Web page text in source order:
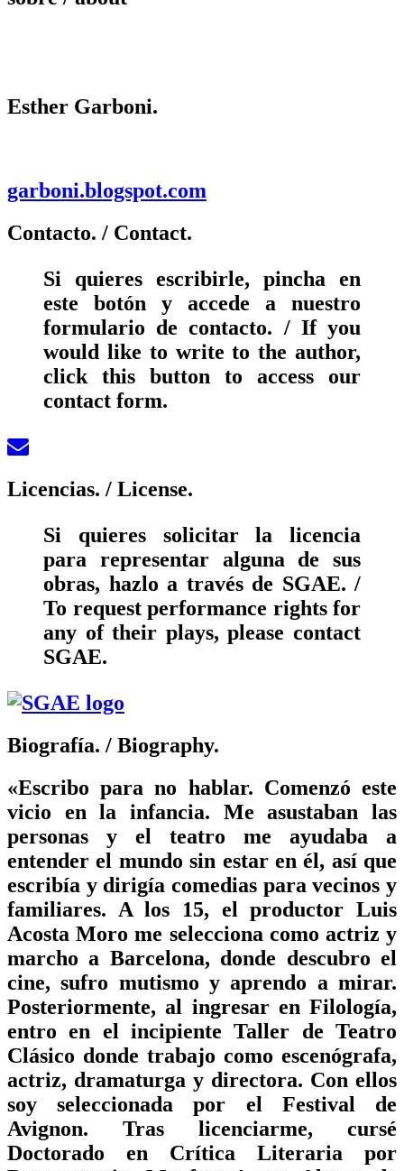
Esther Garboni.
garboni.blogspot.com
Contacto. / Contact.
Si quieres escribirle, pincha en
este botón y accede a nuestro
formulario de contacto. / If you
would like to write to the author,
click this button to access our
contact form.
Licencias. / License.
Si quieres solicitar la licencia
para representar alguna de sus
obras, hazlo a través de SGAE. /
To request performance rights for
any of their plays, please contact
SGAE.
Biografía. / Biography.
«Escribo para no hablar. Comenzó este
vicio en la infancia. Me asustaban las
personas y el teatro me ayudaba a
entender el mundo sin estar en él, así que
escribía y dirigía comedias para vecinos y
familiares. A los 15, el productor Luis
Acosta Moro me selecciona como actriz y
marcho a Barcelona, donde descubro el
cine, sufro mutismo y aprendo a mirar.
Posteriormente, al ingresar en Filología,
entro en el incipiente Taller de Teatro
Clásico donde trabajo como escenógrafa,
actriz, dramaturga y directora. Con ellos
soy seleccionada por el Festival de
Avignon. Tras licenciarme, cursé
Doctorado en Crítica Literaria por